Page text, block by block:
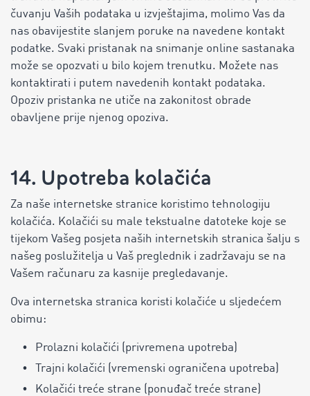
čuvanju Vaših podataka u izvještajima, molimo Vas da
nas obavijestite slanjem poruke na navedene kontakt
podatke. Svaki pristanak na snimanje online sastanaka
može se opozvati u bilo kojem trenutku. Možete nas
kontaktirati i putem navedenih kontakt podataka.
Opoziv pristanka ne utiče na zakonitost obrade
obavljene prije njenog opoziva.
14. Upotreba kolačića
Za naše internetske stranice koristimo tehnologiju
kolačića. Kolačići su male tekstualne datoteke koje se
tijekom Vašeg posjeta naših internetskih stranica šalju s
našeg poslužitelja u Vaš preglednik i zadržavaju se na
Vašem računaru za kasnije pregledavanje.
Ova internetska stranica koristi kolačiće u sljedećem
obimu:
Prolazni kolačići (privremena upotreba)
Trajni kolačići (vremenski ograničena upotreba)
Kolačići treće strane (ponuđač treće strane)